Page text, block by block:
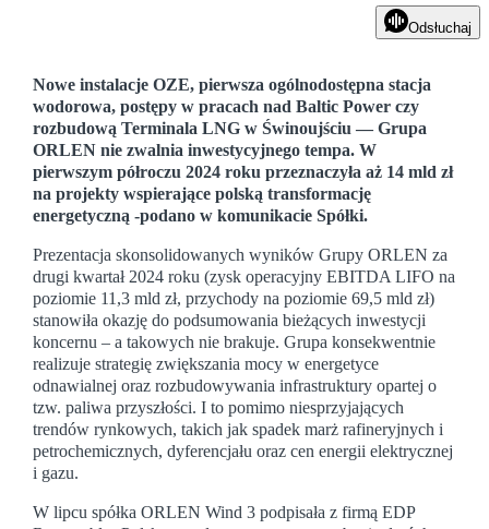
Odsłuchaj
Nowe instalacje OZE, pierwsza ogólnodostępna stacja
wodorowa, postępy w pracach nad Baltic Power czy
rozbudową Terminala LNG w Świnoujściu — Grupa
ORLEN nie zwalnia inwestycyjnego tempa. W
pierwszym półroczu 2024 roku przeznaczyła aż 14 mld zł
na projekty wspierające polską transformację
energetyczną -podano w komunikacie Spółki.
Prezentacja skonsolidowanych wyników Grupy ORLEN za
drugi kwartał 2024 roku (zysk operacyjny EBITDA LIFO na
poziomie 11,3 mld zł, przychody na poziomie 69,5 mld zł)
stanowiła okazję do podsumowania bieżących inwestycji
koncernu – a takowych nie brakuje. Grupa konsekwentnie
realizuje strategię zwiększania mocy w energetyce
odnawialnej oraz rozbudowywania infrastruktury opartej o
tzw. paliwa przyszłości. I to pomimo niesprzyjających
trendów rynkowych, takich jak spadek marż rafineryjnych i
petrochemicznych, dyferencjału oraz cen energii elektrycznej
i gazu.
W lipcu spółka ORLEN Wind 3 podpisała z firmą EDP